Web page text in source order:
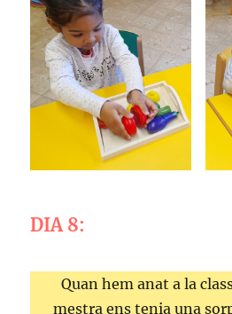
DIA 8:
Quan hem anat a la
mestra ens tenia una